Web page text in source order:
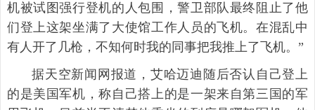
机被试图强行登机的人包围，警卫部队最终阻止了他
们登上这架坐满了大使馆工作人员的飞机。在混乱中
有人开了几枪，不知何时我的同事把我推上了飞机。”
据天空新闻网报道，艾哈迈迪随后否认自己登上
的是美国军机，称自己搭上的是一架来自第三国的军